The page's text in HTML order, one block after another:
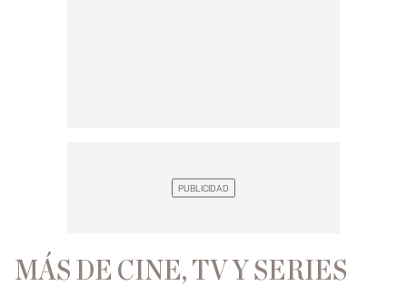
MÁS DE CINE, TV Y SERIES